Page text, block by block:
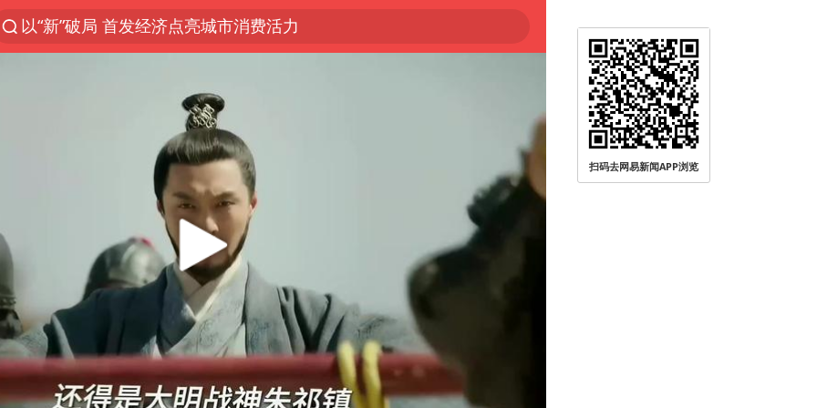
以“新”破局 首发经济点亮城市消费活力
佛得角门将亮相智利俱乐部主场
中方回应是否在太平洋海底开采稀土
宇树科技发行价格150.80元/股
看守所辅警收受10万获刑1年
宇树科技王兴兴身家有望超200亿元
五粮液渠道价一箱上涨近百元
CIA被曝已秘密设立古巴工作组
U17国足1分钟轰2球
泰国一女公务员妆容引争议 本人回应
扫码去网易新闻APP浏览